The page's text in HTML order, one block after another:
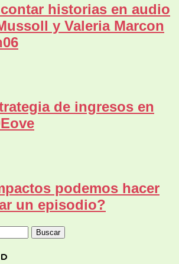
historias en audio
y Valeria Marcon
de ingresos en
podemos hacer
un episodio?
D